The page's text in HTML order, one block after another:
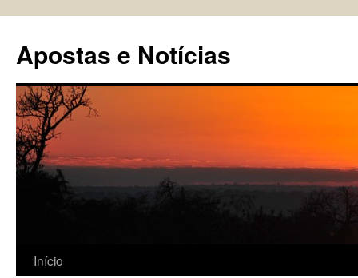
conteúdo
Apostas e Notícias
Início